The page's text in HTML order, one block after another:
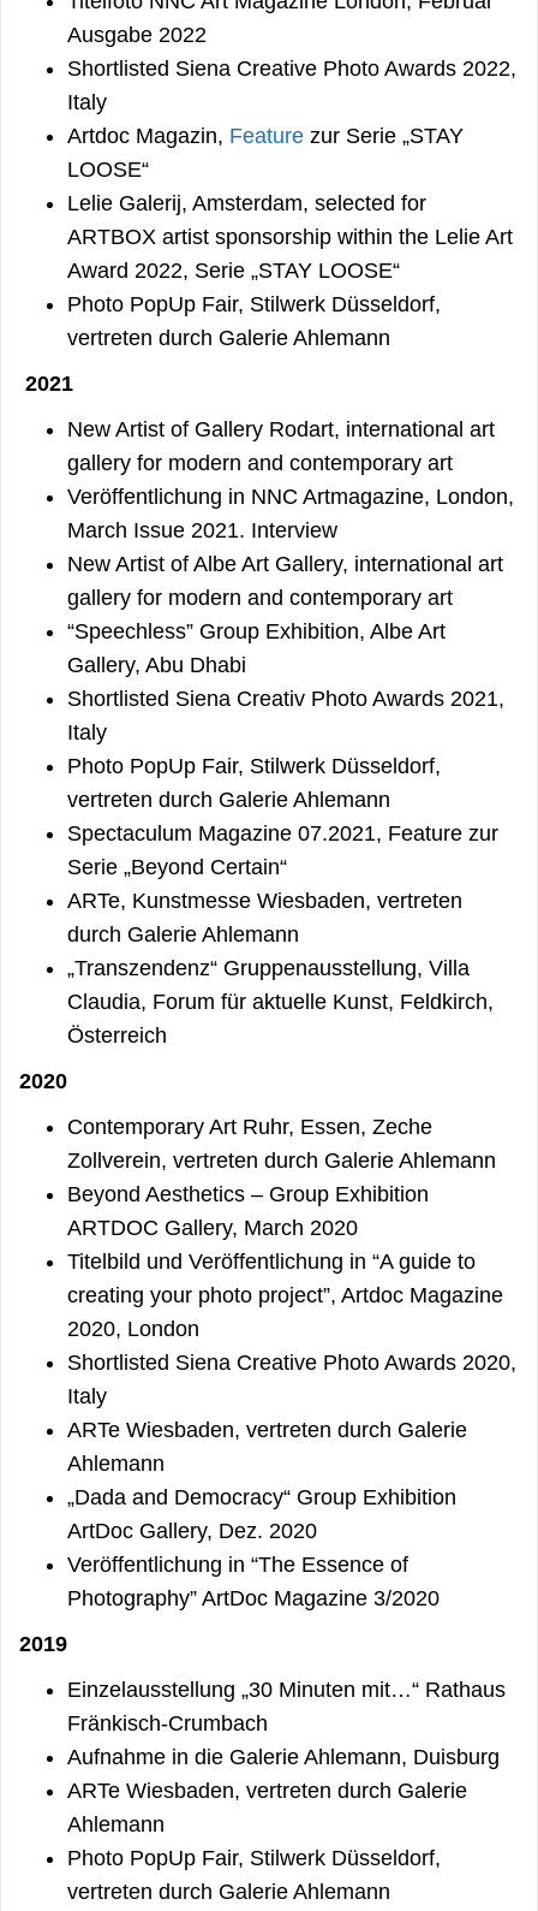
Ausgabe 2022
Shortlisted Siena Creative Photo Awards 2022,
Italy
Artdoc Magazin, Feature zur Serie „STAY
LOOSE“
Lelie Galerij, Amsterdam, selected for
ARTBOX artist sponsorship within the Lelie Art
Award 2022, Serie „STAY LOOSE“
Photo PopUp Fair, Stilwerk Düsseldorf,
vertreten durch Galerie Ahlemann
2021
New Artist of Gallery Rodart, international art
gallery for modern and contemporary art
Veröffentlichung in NNC Artmagazine, London,
March Issue 2021. Interview
New Artist of Albe Art Gallery, international art
gallery for modern and contemporary art
“Speechless” Group Exhibition, Albe Art
Gallery, Abu Dhabi
Shortlisted Siena Creativ Photo Awards 2021,
Italy
Photo PopUp Fair, Stilwerk Düsseldorf,
vertreten durch Galerie Ahlemann
Spectaculum Magazine 07.2021, Feature zur
Serie „Beyond Certain“
ARTe, Kunstmesse Wiesbaden, vertreten
durch Galerie Ahlemann
„Transzendenz“ Gruppenausstellung, Villa
Claudia, Forum für aktuelle Kunst, Feldkirch,
Österreich
2020
Contemporary Art Ruhr, Essen, Zeche
Zollverein, vertreten durch Galerie Ahlemann
Beyond Aesthetics – Group Exhibition
ARTDOC Gallery, March 2020
Titelbild und Veröffentlichung in “A guide to
creating your photo project”, Artdoc Magazine
2020, London
Shortlisted Siena Creative Photo Awards 2020,
Italy
ARTe Wiesbaden, vertreten durch Galerie
Ahlemann
„Dada and Democracy“ Group Exhibition
ArtDoc Gallery, Dez. 2020
Veröffentlichung in “The Essence of
Photography” ArtDoc Magazine 3/2020
2019
Einzelausstellung „30 Minuten mit…“ Rathaus
Fränkisch-Crumbach
Aufnahme in die Galerie Ahlemann, Duisburg
ARTe Wiesbaden, vertreten durch Galerie
Ahlemann
Photo PopUp Fair, Stilwerk Düsseldorf,
vertreten durch Galerie Ahlemann